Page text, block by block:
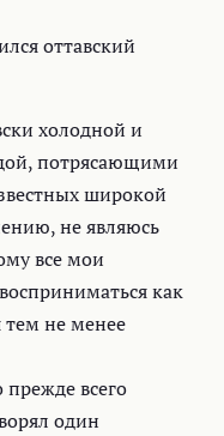
оттавский
холодной и
потрясающими
широкой
не являюсь
все мои
как
тем не менее
всего
один